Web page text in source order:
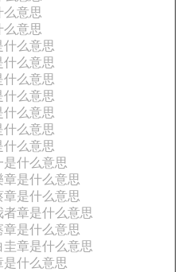
么意思
么意思
什么意思
什么意思
什么意思
什么意思
什么意思
什么意思
什么意思
是什么意思
章是什么意思
章是什么意思
者章是什么意思
章是什么意思
圭章是什么意思
是什么意思